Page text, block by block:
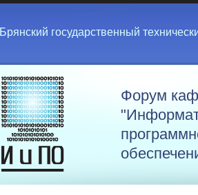
Брянский государственный
Форум